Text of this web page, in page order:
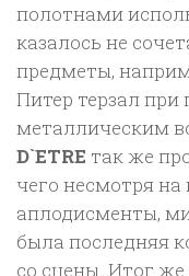
полотнами
казалось не
предметы,
Питер терзал
металлическим
D`ETRE так же
чего несмотря
аплодисменты,
была последняя
со сцены. Итог